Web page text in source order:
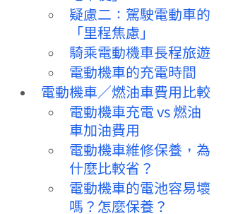
疑慮二：駕駛電動車的
「里程焦慮」
騎乘電動機車長程旅遊
電動機車的充電時間
電動機車／燃油車費用比較
電動機車充電 vs 燃油
車加油費用
電動機車維修保養，為
什麼比較省？
電動機車的電池容易壞
嗎？怎麼保養？